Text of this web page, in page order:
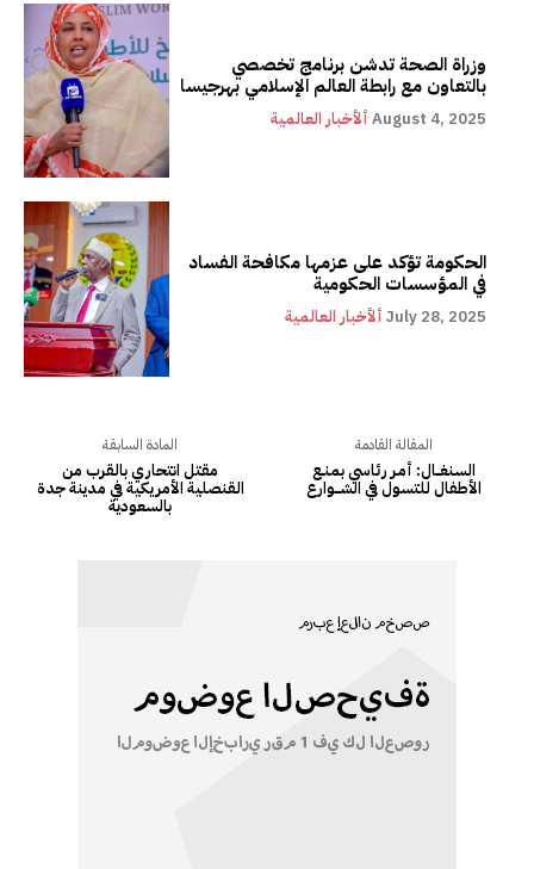
وزراة الصحة تدشن برنامج تخصصي
بالتعاون مع رابطة العالم الإسلامي بهرجيسا
ألأخبار العالمية August 4, 2025
الحكومة تؤكد على عزمها مكافحة الفساد
في المؤسسات الحكومية
ألأخبار العالمية July 28, 2025
المادة السابقة
مقتل انتحاري بالقرب من
القنصلية الأمريكية في مدينة جدة
بالسعودية
المقالة القادمة
السنغـــال: أمـر رئاسي بمنــع
الأطفال للتسول في الشــــوارع